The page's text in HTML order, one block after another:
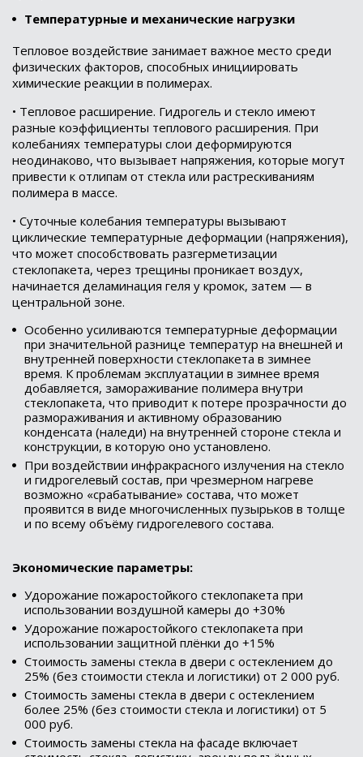
Температурные и механические нагрузки
Тепловое воздействие занимает важное место среди
физических факторов, способных инициировать
химические реакции в полимерах.
• Тепловое расширение. Гидрогель и стекло имеют
разные коэффициенты теплового расширения. При
колебаниях температуры слои деформируются
неодинаково, что вызывает напряжения, которые могут
привести к отлипам от стекла или растрескиваниям
полимера в массе.
• Суточные колебания температуры вызывают
циклические температурные деформации (напряжения),
что может способствовать разгерметизации
стеклопакета, через трещины проникает воздух,
начинается деламинация геля у кромок, затем — в
центральной зоне.
Особенно усиливаются температурные деформации
при значительной разнице температур на внешней и
внутренней поверхности стеклопакета в зимнее
время. К проблемам эксплуатации в зимнее время
добавляется, замораживание полимера внутри
стеклопакета, что приводит к потере прозрачности до
размораживания и активному образованию
конденсата (наледи) на внутренней стороне стекла и
конструкции, в которую оно установлено.
При воздействии инфракрасного излучения на стекло
и гидрогелевый состав, при чрезмерном нагреве
возможно «срабатывание» состава, что может
проявится в виде многочисленных пузырьков в толще
и по всему объёму гидрогелевого состава.
Экономические параметры:
Удорожание пожаростойкого стеклопакета при
использовании воздушной камеры до +30%
Удорожание пожаростойкого стеклопакета при
использовании защитной плёнки до +15%
Стоимость замены стекла в двери с остеклением до
25% (без стоимости стекла и логистики) от 2 000 руб.
Стоимость замены стекла в двери с остеклением
более 25% (без стоимости стекла и логистики) от 5
000 руб.
Стоимость замены стекла на фасаде включает